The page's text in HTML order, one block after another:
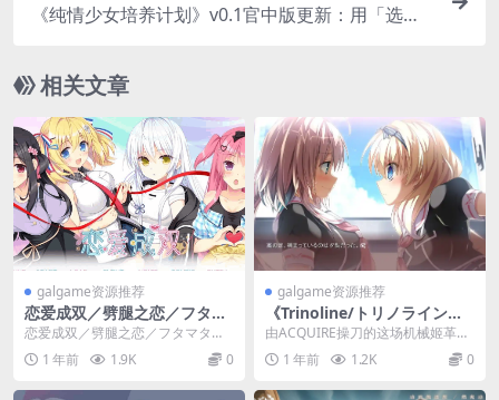
《纯情少女培养计划》v0.1官中版更新：用「选
相关文章
galgame资源推荐
恋爱成双／劈腿之恋／フタマ
タ恋愛 PC硬盘官方中文版 |
多线恋爱AVG游戏
恋爱成双／劈腿之恋／フタマタ恋
愛是一款以复杂恋爱关系为主题的
多线恋爱AVG游戏，...
1 年前 1.9K 0
galgame资源推荐
《Trinoline/トリノライン【P
C完全汉化版】丨人机虐恋核
爆×2077份眼泪存档》
由ACQUIRE操刀的这场机械姬革
命，我们用了914天攻破了所有情
感演算协议。从...
1 年前 1.2K 0